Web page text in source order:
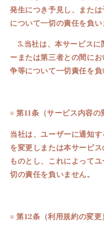
発生につき予見し、または
について一切の責任を負い
3.当社は、本サービス
ーまたは第三者との間に
争等について一切責任を負
■第11条 （サービス内容の
当社は、ユーザーに通知
を変更しまたは本サービ
ものとし、これによって
切の責任を負いません。
■第12条 （利用規約の変更